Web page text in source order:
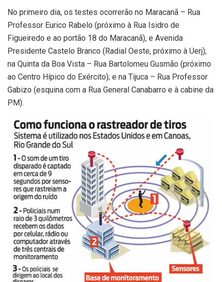
No primeiro dia, os testes ocorrerão no Maracanã – Rua
Professor Eurico Rabelo (próximo à Rua Isidro de
Figueiredo e ao portão 18 do Maracanã), e Avenida
Presidente Castelo Branco (Radial Oeste, próximo à Uerj);
na Quinta da Boa Vista – Rua Bartolomeu Gusmão (próximo
ao Centro Hípico do Exército); e na Tijuca – Rua Professor
Gabizo (esquina com a Rua General Canabarro e à cabine da
PM).